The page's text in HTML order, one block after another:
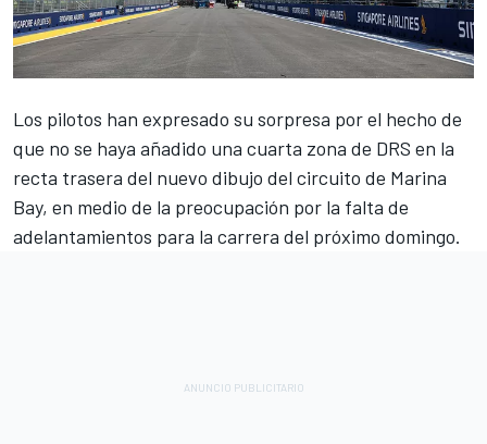
Los pilotos han expresado su sorpresa por el hecho de
que no se haya añadido una cuarta zona de DRS en la
recta trasera del nuevo dibujo del circuito de Marina
Bay, en medio de la preocupación por la falta de
adelantamientos para la carrera del próximo domingo.